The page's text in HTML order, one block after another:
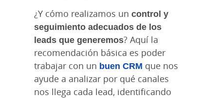
¿Y cómo realizamos un control y
seguimiento adecuados de los
leads que generemos? Aquí la
recomendación básica es poder
trabajar con un buen CRM que nos
ayude a analizar por qué canales
nos llega cada lead, identificando